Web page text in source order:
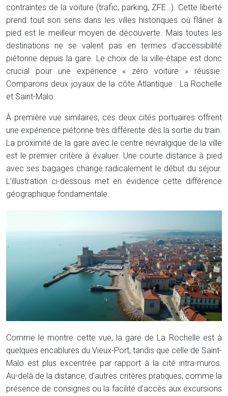
contraintes de la voiture (trafic, parking, ZFE…). Cette liberté
prend tout son sens dans les villes historiques où flâner à
pied est le meilleur moyen de découverte. Mais toutes les
destinations ne se valent pas en termes d’accessibilité
piétonne depuis la gare. Le choix de la ville-étape est donc
crucial pour une expérience « zéro voiture » réussie.
Comparons deux joyaux de la côte Atlantique : La Rochelle
et Saint-Malo.
À première vue similaires, ces deux cités portuaires offrent
une expérience piétonne très différente dès la sortie du train.
La proximité de la gare avec le centre névralgique de la ville
est le premier critère à évaluer. Une courte distance à pied
avec ses bagages change radicalement le début du séjour.
L’illustration ci-dessous met en évidence cette différence
géographique fondamentale.
Comme le montre cette vue, la gare de La Rochelle est à
quelques encablures du Vieux-Port, tandis que celle de Saint-
Malo est plus excentrée par rapport à la cité intra-muros.
Au-delà de la distance, d’autres critères pratiques, comme la
présence de consignes ou la facilité d’accès aux excursions